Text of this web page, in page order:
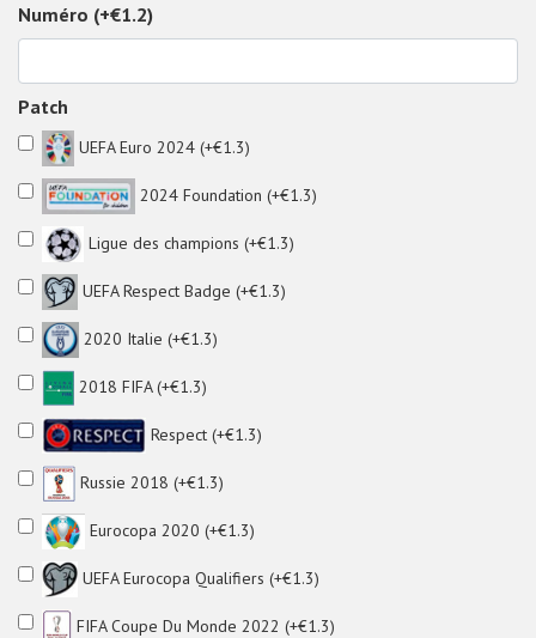
Numéro (+€1.2)
Patch
UEFA Euro 2024 (+€1.3)
2024 Foundation (+€1.3)
Ligue des champions (+€1.3)
UEFA Respect Badge (+€1.3)
2020 Italie (+€1.3)
2018 FIFA (+€1.3)
Respect (+€1.3)
Russie 2018 (+€1.3)
Eurocopa 2020 (+€1.3)
UEFA Eurocopa Qualifiers (+€1.3)
FIFA Coupe Du Monde 2022 (+€1.3)